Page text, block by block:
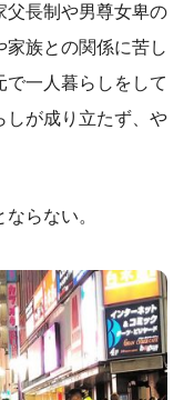
長制や男尊女卑の
家族との関係に苦し
一人暮らしをして
しが成り立たず、や
らない。